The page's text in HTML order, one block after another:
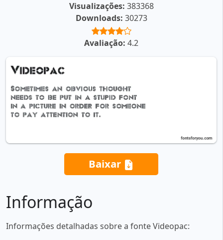
Visualizações: 383368
Downloads: 30273
Avaliação: 4.2
Baixar
Informação
Informações detalhadas sobre a fonte Videopac: